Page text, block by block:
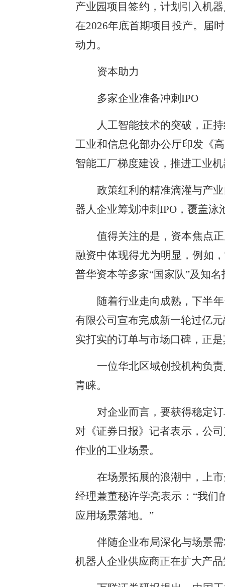
产业园项目签约，计划引入机
在2026年底首期项目投产。届
动力。
资本助力
多家企业准备冲刺IPO
人工智能技术的突破，正
工业和信息化部办公厅印发《
智能工厂梯度建设，推进工业
政策红利的精准滴灌与产
器人企业筹划冲刺IPO，覆盖
值得关注的是，资本焦点
融资中体现得尤为明显，例如
普华资本等多家“国家队”及知
随着行业走向成熟，下半
有限公司宣布完成新一轮过亿
实打实的订单与市场口碑，正
一位华北区域创投机构负
青睐。
对企业而言，要获得稳定
对《证券日报》记者表示，公
作业的工业场景。
在场景拓展的浪潮中，上
经理兼董秘许学亮表示：“我
应用场景落地。”
伴随企业布局深化与场景
机器人企业供应商正在扩大产